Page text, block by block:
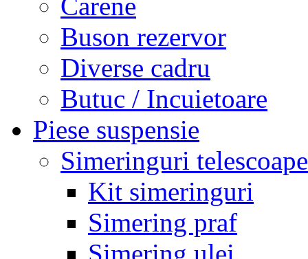
Buson rezervor
Diverse cadru
Butuc / Incuietoare
Piese suspensie
Simeringuri telescoape
Kit simeringuri
Simering praf
Simering ulei